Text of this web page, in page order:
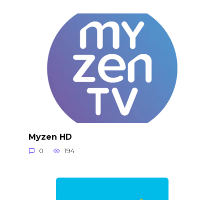
Myzen HD
0 194